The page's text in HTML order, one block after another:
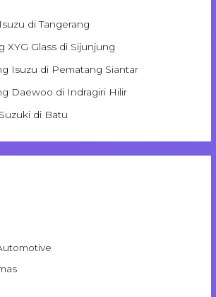
di Tangerang
XYG Glass di Sijunjung
Isuzu di Pematang Siantar
Daewoo di Indragiri Hilir
di Batu